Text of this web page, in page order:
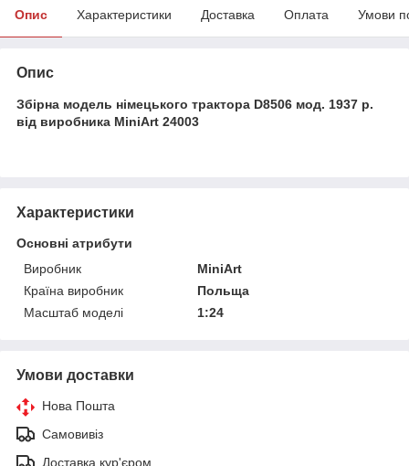
Опис Характеристики Доставка Оплата Умови
Опис
Збірна модель німецького трактора D8506 мод. 1937 р.
від виробника MiniArt 24003
Характеристики
Основні атрибути
Виробник
MiniArt
Країна виробник
Польща
Масштаб моделі
1:24
Умови доставки
Нова Пошта
Самовивіз
Доставка кур'єром